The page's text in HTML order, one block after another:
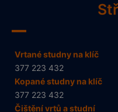
Vrtané studny na klíč
377 223 432
Kopané studny na klíč
377 223 432
Čištění vrtů a studní